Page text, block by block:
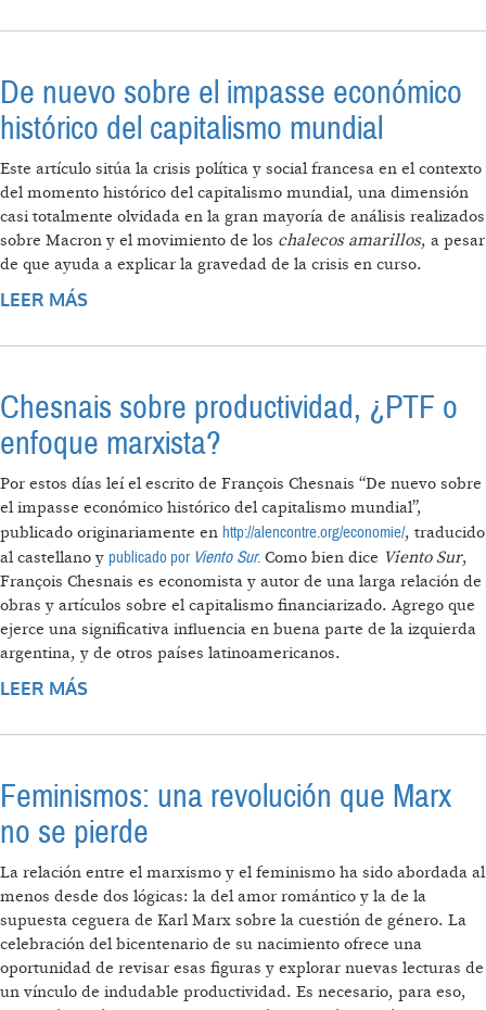
De nuevo sobre el impasse económico
histórico del capitalismo mundial
Este artículo sitúa la crisis política y social francesa en el contexto
del momento histórico del capitalismo mundial, una dimensión
casi totalmente olvidada en la gran mayoría de análisis realizados
sobre Macron y el movimiento de los chalecos amarillos, a pesar
de que ayuda a explicar la gravedad de la crisis en curso.
LEER MÁS
MUNDIAL
Chesnais sobre productividad, ¿PTF o
enfoque marxista?
Por estos días leí el escrito de François Chesnais “De nuevo sobre
el impasse económico histórico del capitalismo mundial”,
publicado originariamente en http://alencontre.org/economie/, traducido
al castellano y publicado por Viento Sur. Como bien dice Viento Sur,
François Chesnais es economista y autor de una larga relación de
obras y artículos sobre el capitalismo financiarizado. Agrego que
ejerce una significativa influencia en buena parte de la izquierda
argentina, y de otros países latinoamericanos.
LEER MÁS
Feminismos: una revolución que Marx
no se pierde
La relación entre el marxismo y el feminismo ha sido abordada al
menos desde dos lógicas: la del amor romántico y la de la
supuesta ceguera de Karl Marx sobre la cuestión de género. La
celebración del bicentenario de su nacimiento ofrece una
oportunidad de revisar esas figuras y explorar nuevas lecturas de
un vínculo de indudable productividad. Es necesario, para eso,